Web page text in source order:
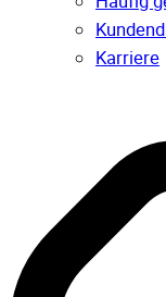
Karriere